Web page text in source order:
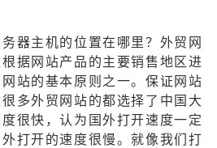
器主机的位置在哪里？外贸网
据网站产品的主要销售地区进
站的基本原则之一。保证网站
多外贸网站的都选择了中国大
很快，认为国外打开速度一定
打开的速度很慢。就像我们打